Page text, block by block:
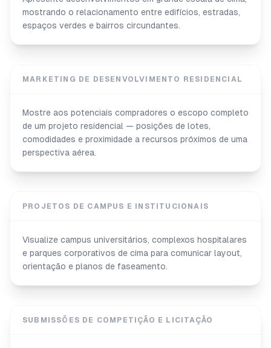
mostrando o relacionamento entre edifícios, estradas,
espaços verdes e bairros circundantes.
MARKETING DE DESENVOLVIMENTO RESIDENCIAL
Mostre aos potenciais compradores o escopo completo
de um projeto residencial — posições de lotes,
comodidades e proximidade a recursos próximos de uma
perspectiva aérea.
PROJETOS DE CAMPUS E INSTITUCIONAIS
Visualize campus universitários, complexos hospitalares
e parques corporativos de cima para comunicar layout,
orientação e planos de faseamento.
SUBMISSÕES DE COMPETIÇÃO E LICITAÇÃO